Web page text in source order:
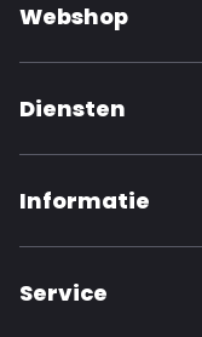
Webshop
Diensten
Informatie
Service